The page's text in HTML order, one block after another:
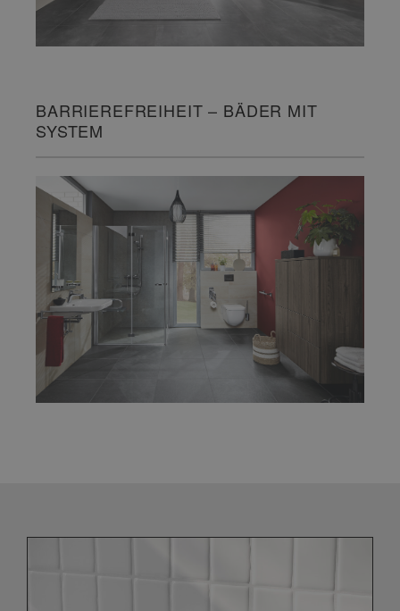
BARRIEREFREIHEIT – BÄDER MIT
SYSTEM